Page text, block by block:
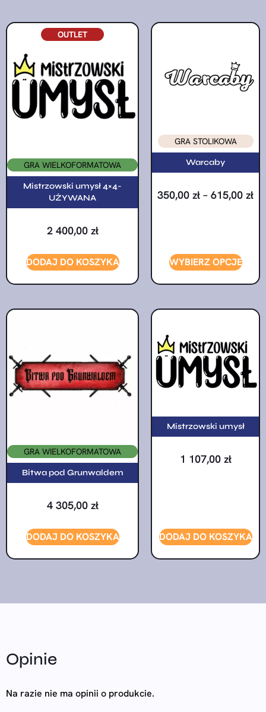
OUTLET
GRA WIELKOFORMATOWA
Mistrzowski umysł 4×4-
UŻYWANA
2 400,00 zł
DODAJ DO KOSZYKA
GRA STOLIKOWA
Warcaby
350,00 zł – 615,00 zł
WYBIERZ OPCJE
GRA WIELKOFORMATOWA
Bitwa pod Grunwaldem
4 305,00 zł
DODAJ DO KOSZYKA
Mistrzowski umysł
1 107,00 zł
DODAJ DO KOSZYKA
Opinie
Na razie nie ma opinii o produkcie.